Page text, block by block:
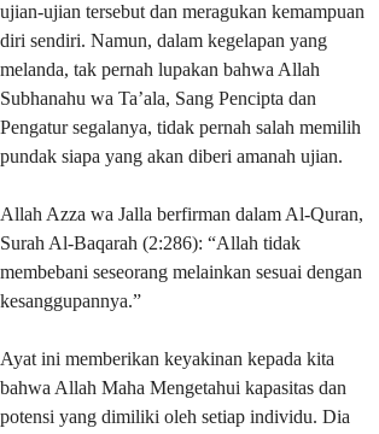
ujian-ujian tersebut dan meragukan kemampuan
diri sendiri. Namun, dalam kegelapan yang
melanda, tak pernah lupakan bahwa Allah
Subhanahu wa Ta’ala, Sang Pencipta dan
Pengatur segalanya, tidak pernah salah memilih
pundak siapa yang akan diberi amanah ujian.
Allah Azza wa Jalla berfirman dalam Al-Quran,
Surah Al-Baqarah (2:286): “Allah tidak
membebani seseorang melainkan sesuai dengan
kesanggupannya.”
Ayat ini memberikan keyakinan kepada kita
bahwa Allah Maha Mengetahui kapasitas dan
potensi yang dimiliki oleh setiap individu. Dia